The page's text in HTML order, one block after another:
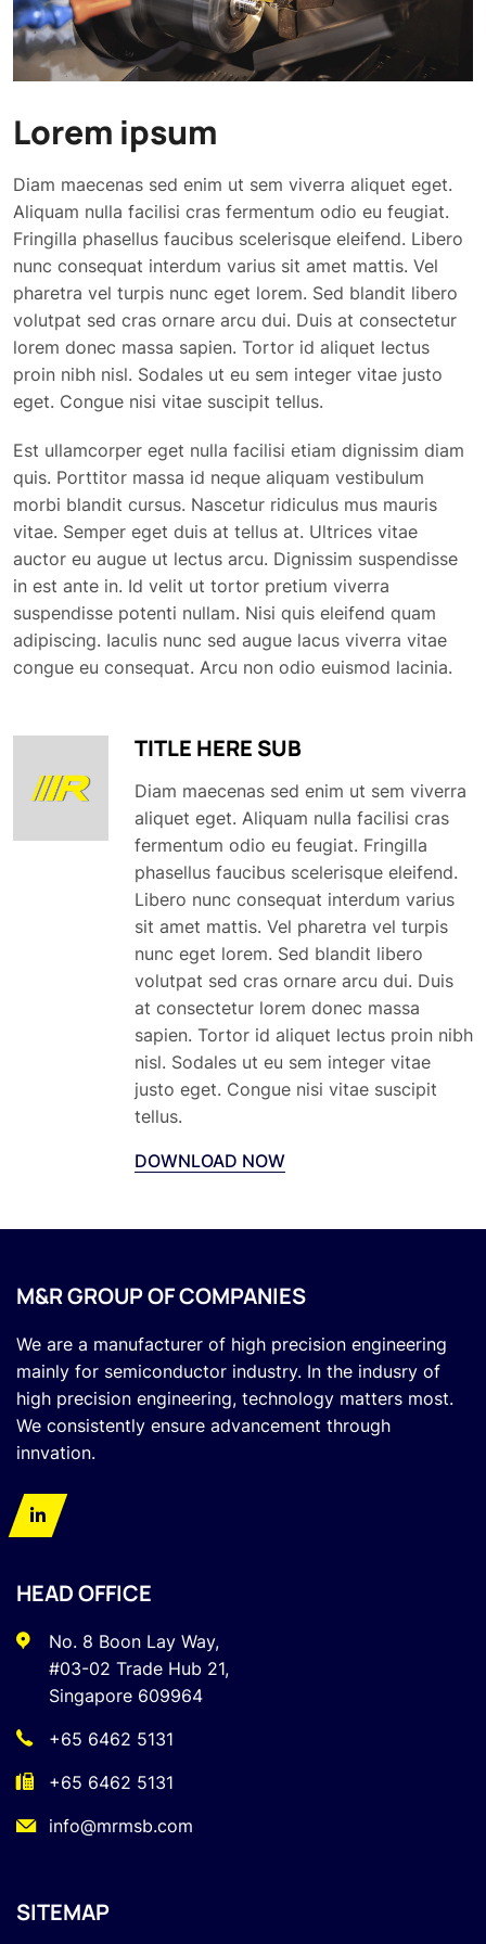
Lorem ipsum
Diam maecenas sed enim ut sem viverra aliquet eget.
Aliquam nulla facilisi cras fermentum odio eu feugiat.
Fringilla phasellus faucibus scelerisque eleifend. Libero
nunc consequat interdum varius sit amet mattis. Vel
pharetra vel turpis nunc eget lorem. Sed blandit libero
volutpat sed cras ornare arcu dui. Duis at consectetur
lorem donec massa sapien. Tortor id aliquet lectus
proin nibh nisl. Sodales ut eu sem integer vitae justo
eget. Congue nisi vitae suscipit tellus.
Est ullamcorper eget nulla facilisi etiam dignissim diam
quis. Porttitor massa id neque aliquam vestibulum
morbi blandit cursus. Nascetur ridiculus mus mauris
vitae. Semper eget duis at tellus at. Ultrices vitae
auctor eu augue ut lectus arcu. Dignissim suspendisse
in est ante in. Id velit ut tortor pretium viverra
suspendisse potenti nullam. Nisi quis eleifend quam
adipiscing. Iaculis nunc sed augue lacus viverra vitae
congue eu consequat. Arcu non odio euismod lacinia.
TITLE HERE SUB
Diam maecenas sed enim ut sem viverra
aliquet eget. Aliquam nulla facilisi cras
fermentum odio eu feugiat. Fringilla
phasellus faucibus scelerisque eleifend.
Libero nunc consequat interdum varius
sit amet mattis. Vel pharetra vel turpis
nunc eget lorem. Sed blandit libero
volutpat sed cras ornare arcu dui. Duis
at consectetur lorem donec massa
sapien. Tortor id aliquet lectus proin nibh
nisl. Sodales ut eu sem integer vitae
justo eget. Congue nisi vitae suscipit
tellus.
DOWNLOAD NOW
Please select one
DOWNLOAD E-BOOK
Download Document
Email Address*
Password*
M&R GROUP OF COMPANIES
We are a manufacturer of high precision engineering
mainly for semiconductor industry. In the indusry of
high precision engineering, technology matters most.
We consistently ensure advancement through
innvation.
HEAD OFFICE
No. 8 Boon Lay Way,
#03-02 Trade Hub 21,
Singapore 609964
+65 6462 5131
+65 6462 5131
info@mrmsb.com
SITEMAP